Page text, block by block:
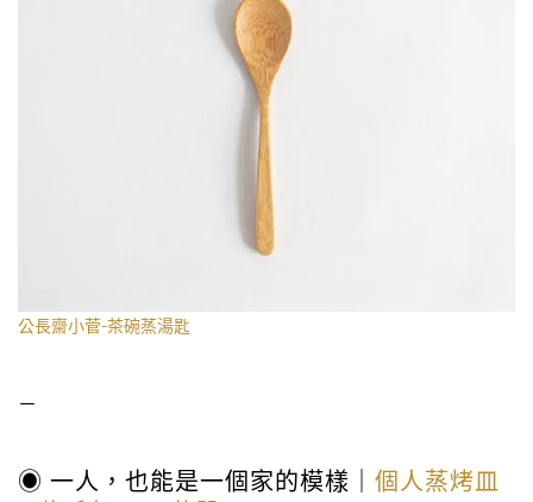
公長齋小菅-茶碗蒸湯匙
－
◉ 一人，也能是一個家的模樣｜ 個人蒸烤皿